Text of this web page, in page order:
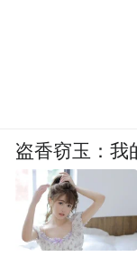
盗香窃玉：我